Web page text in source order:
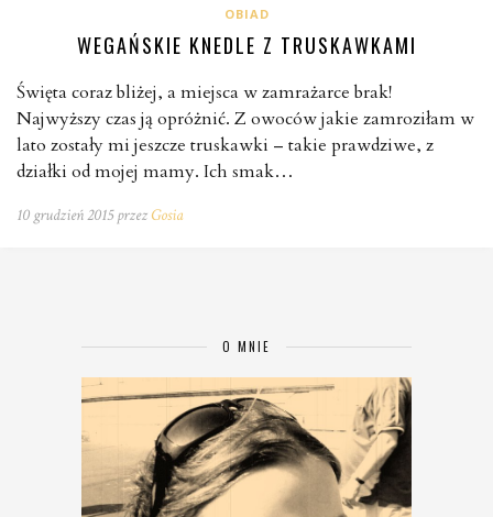
OBIAD
WEGAŃSKIE KNEDLE Z TRUSKAWKAMI
Święta coraz bliżej, a miejsca w zamrażarce brak!
Najwyższy czas ją opróżnić. Z owoców jakie zamroziłam w
lato zostały mi jeszcze truskawki – takie prawdziwe, z
działki od mojej mamy. Ich smak…
10 grudzień 2015 przezGosia
O MNIE